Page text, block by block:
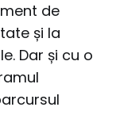
de
și la
Dar și cu o